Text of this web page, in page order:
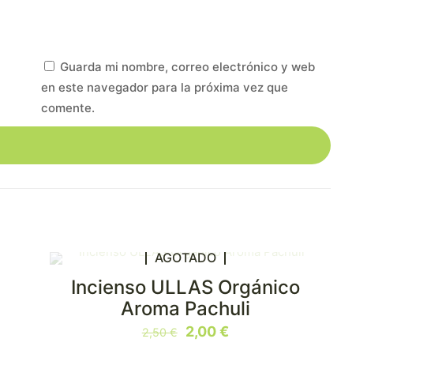
Guarda mi nombre, correo electrónico y web
en este navegador para la próxima vez que
comente.
EN OFERTA
AGOTADO
Incienso ULLAS Orgánico
Aroma Pachuli
2,50€
El
2,00€El